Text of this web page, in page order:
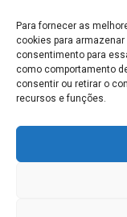
Para fornecer as
cookies para
consentimento para
como comportamento
consentir ou retirar o
recursos e funções.
MAPA DO SITE
SEDE DO